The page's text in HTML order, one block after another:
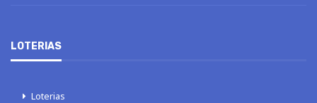
LOTERIAS
Loterias